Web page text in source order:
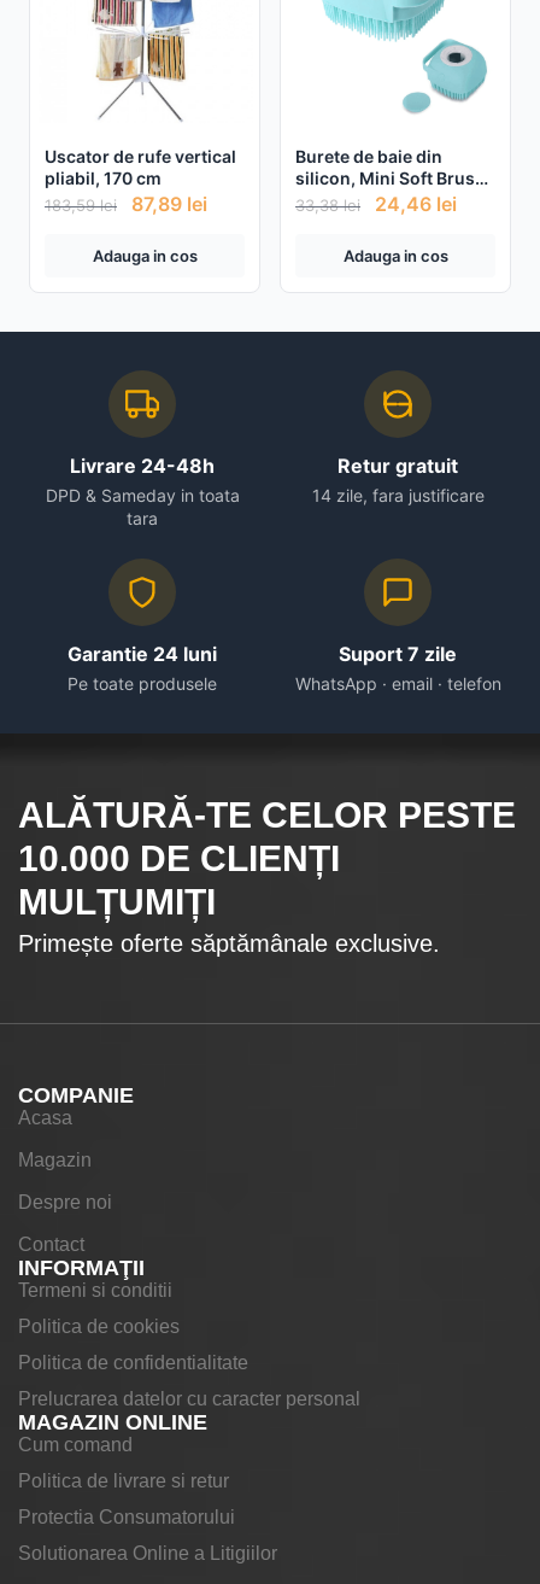
Uscator de rufe vertical
pliabil, 170 cm
183,59lei 87,89 lei
Adauga in cos
Burete de baie din
silicon, Mini Soft Brush,
cu rezervor pentru gel
de dus / sampon
33,38lei 24,46 lei
Adauga in cos
Livrare 24-48h
DPD & Sameday in toata
tara
Retur gratuit
14 zile, fara justificare
Garantie 24 luni
Pe toate produsele
Suport 7 zile
WhatsApp · email · telefon
ALĂTURĂ-TE CELOR PESTE
10.000 DE CLIENȚI
MULȚUMIȚI
Primește oferte săptămânale exclusive.
COMPANIE
Acasa
Magazin
Despre noi
Contact
INFORMAŢII
Termeni si conditii
Politica de cookies
Politica de confidentialitate
Prelucrarea datelor cu caracter personal
MAGAZIN ONLINE
Cum comand
Politica de livrare si retur
Protectia Consumatorului
Solutionarea Online a Litigiilor